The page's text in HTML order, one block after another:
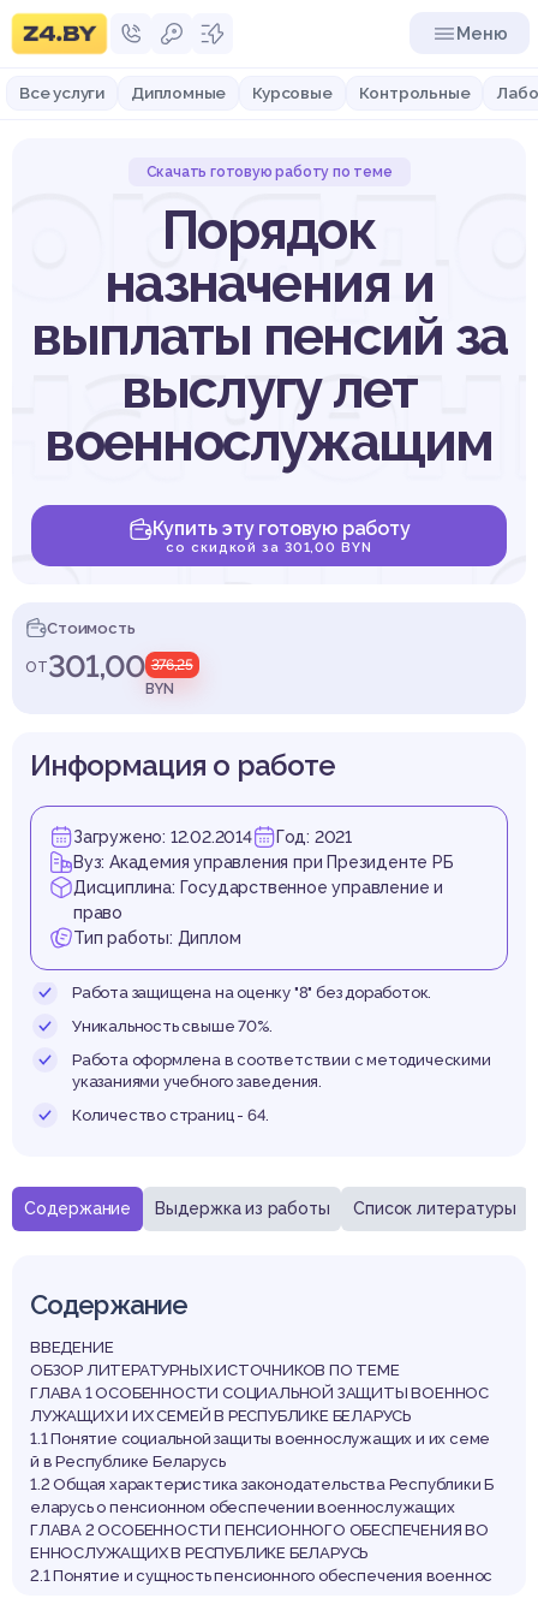
Меню
Все услуги Дипломные Курсовые Контрольные
Скачать готовую работу по теме
Порядок
назначения и
выплаты пенсий за
выслугу лет
военнослужащим
Купить эту готовую работу
со скидкой за 301,00 BYN
Стоимость
от301,00 376,25
BYN
Содержание Выдержка из работы Список литературы
Содержание
ВВЕДЕНИЕ
ОБЗОР ЛИТЕРАТУРНЫХ ИСТОЧНИКОВ ПО ТЕМЕ
ГЛАВА 1 ОСОБЕННОСТИ СОЦИАЛЬНОЙ ЗАЩИТЫ ВОЕННОС
ЛУЖАЩИХ И ИХ СЕМЕЙ В РЕСПУБЛИКЕ БЕЛАРУСЬ
1.1 Понятие социальной защиты военнослужащих и их семе
й в Республике Беларусь
1.2 Общая характеристика законодательства Республики Б
еларусь о пенсионном обеспечении военнослужащих
ГЛАВА 2 ОСОБЕННОСТИ ПЕНСИОННОГО ОБЕСПЕЧЕНИЯ ВО
ЕННОСЛУЖАЩИХ В РЕСПУБЛИКЕ БЕЛАРУСЬ
2.1 Понятие и сущность пенсионного обеспечения военнос
Информация о работе
Загружено: 12.02.2014
Год: 2021
Вуз: Академия управления при Президенте РБ
Дисциплина: Государственное управление и
право
Тип работы: Диплом
Работа защищена на оценку "8" без доработок.
Уникальность свыше 70%.
Работа оформлена в соответствии с методическими
указаниями учебного заведения.
Количество страниц - 64.